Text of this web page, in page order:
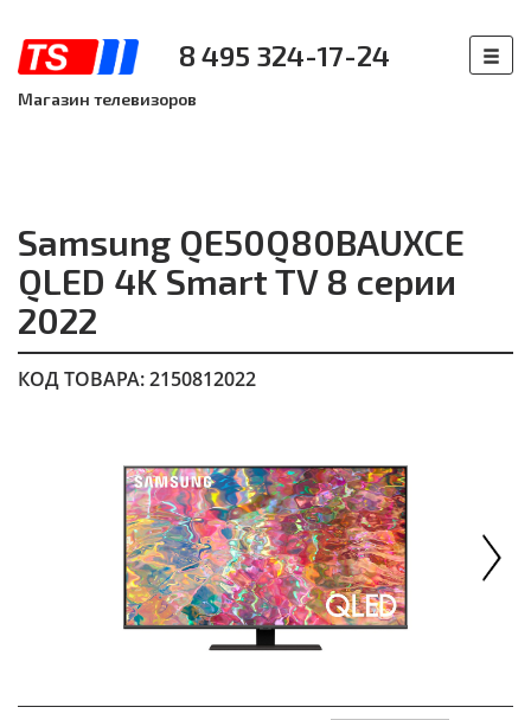
8 495 324-17-24
Магазин телевизоров
Samsung QE50Q80BAUXCE
QLED 4K Smart TV 8 серии
2022
КОД ТОВАРА: 2150812022